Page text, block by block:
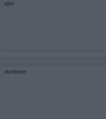
idiot
dumheter